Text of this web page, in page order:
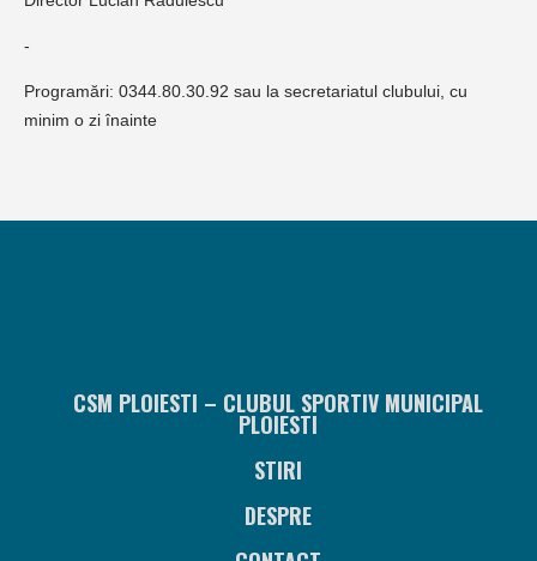
-
Programări: 0344.80.30.92 sau la secretariatul clubului, cu
minim o zi înainte
CSM PLOIESTI – CLUBUL SPORTIV MUNICIPAL
PLOIESTI
STIRI
DESPRE